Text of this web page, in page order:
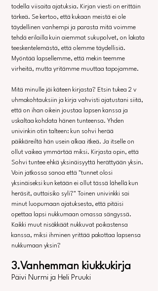
todella viisaita ajatuksia. Kirjan viesti on erittäin
tärkeä. Se kertoo, että kukaan meistä ei ole
täydellinen vanhempi ja parasta mitä voimme
tehdä erilailla kuin aiemmat sukupolvet, on lakata
teeskentelemästä, että olemme täydellisiä.
Myöntää lapsellemme, että mekin teemme
virheitä, mutta yritämme muuttaa tapojamme.
Mitä minulle jäi käteen kirjasta? Etsin tukea 2 v
uhmakohtauksiin ja kirja vahvisti ajatustani siitä,
että on ihan oikein joustaa lapsen kanssa ja
uskaltaa kohdata hänen tunteensa. Yhden
univinkin otin talteen: kun sohvi herää
päikkäreiltä hän usein alkaa itkeä. Ja itselle on
ollut vaikea ymmärtää miksi. Kirjasta opin, että
Sohvi tuntee ehkä yksinäisyyttä herättyään yksin.
Voin jatkossa sanoa että "tunnet olosi
yksinäiseksi kun ketään ei ollut tässä lähellä kun
heräsit, auttaisiko syli?" Toinen univinkki sai
minut luopumaan ajatuksesta, että pitäisi
opettaa lapsi nukkumaan omassa sängyssä.
Kaikki muut nisäkkäät nukkuvat poikastensa
kanssa, miksi ihminen yrittää pakottaa lapsensa
nukkumaan yksin?
3.Vanhemman kiukkukirja
Päivi Nurmi ja Heli Pruuki